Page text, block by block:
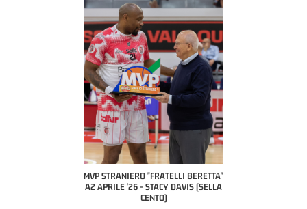
"FRATELLI BERETTA"
- STACY DAVIS (SELLA
MVP "FRATELLI BERETTA" SAMUEL
DILAS B NAZIONALE APRILE '26 -
MARCO RESTELLI (TAV TREVIGLIO